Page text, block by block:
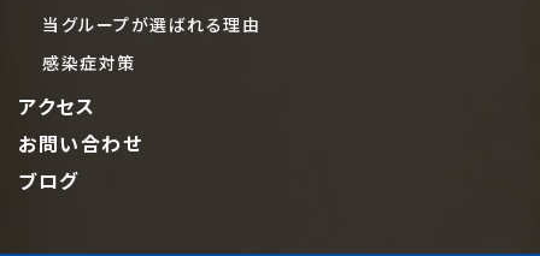
当グループが選ばれる理由
感染症対策
アクセス
お問い合わせ
ブログ